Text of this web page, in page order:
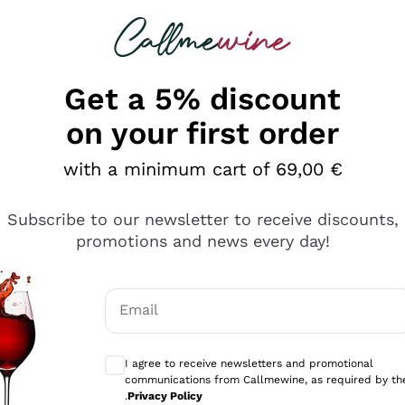
looking for
diversi e con un ampio range di prezzo. Le
Get a 5% discount
on your first order
with a minimum cart of 69,00 €
Subscribe to our newsletter to receive discounts,
promotions and news every day!
Email
I agree to receive newsletters and promotional
communications from Callmewine, as required by
.Privacy Policy